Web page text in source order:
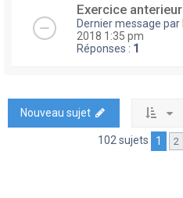
Exercice anterieur
Dernier message par
2018 1:35 pm
Réponses : 1
Nouveau sujet
102 sujets 1 2